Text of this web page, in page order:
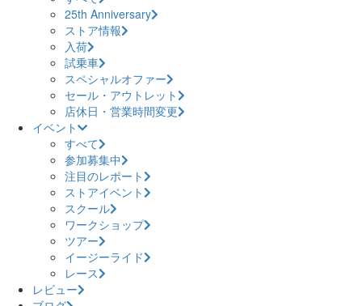
25th Anniversary
ストア情報
入荷
試乗車
スペシャルオファー
セール・アウトレット
店休日・営業時間変更
イベント
すべて
参加募集中
注目のレポート
ストアイベント
スクール
ワークショップ
ツアー
イージーライド
レース
レビュー